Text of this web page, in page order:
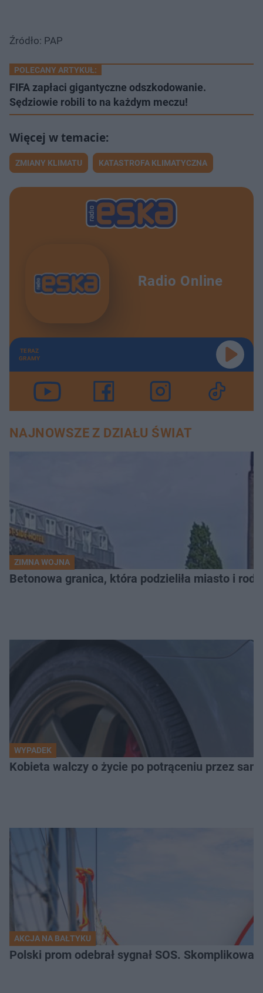
Źródło: PAP
POLECANY ARTYKUŁ:
FIFA zapłaci gigantyczne odszkodowanie.
Sędziowie robili to na każdym meczu!
ZMIANY KLIMATU KATASTROFA KLIMATYCZNA
Radio Online
TERAZ
GRAMY
NAJNOWSZE Z DZIAŁU ŚWIAT
ZIMNA WOJNA
Betonowa granica, która podzieliła miasto i
WYPADEK
Kobieta walczy o życie po potrąceniu przez
AKCJA NA BAŁTYKU
Polski prom odebrał sygnał SOS.